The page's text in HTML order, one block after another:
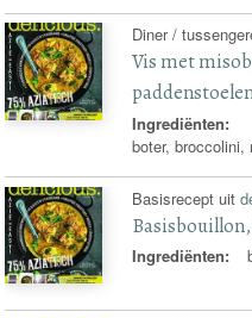
Diner /
Vis met
Ingrediënten:
boter, broccolini,
Basisrecept uit
Ingrediënten: